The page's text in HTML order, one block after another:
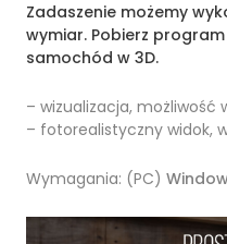
Zadaszenie możemy
wymiar. Pobierz
samochód w 3D.
– wizualizacja, możliwość
– fotorealistyczny widok,
Wymagania: (PC)